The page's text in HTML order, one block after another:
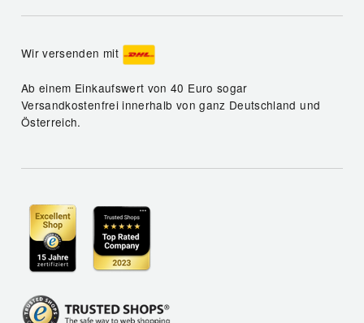
Wir versenden mit
Ab einem Einkaufswert von 40 Euro sogar
Versandkostenfrei innerhalb von ganz Deutschland und
Österreich.